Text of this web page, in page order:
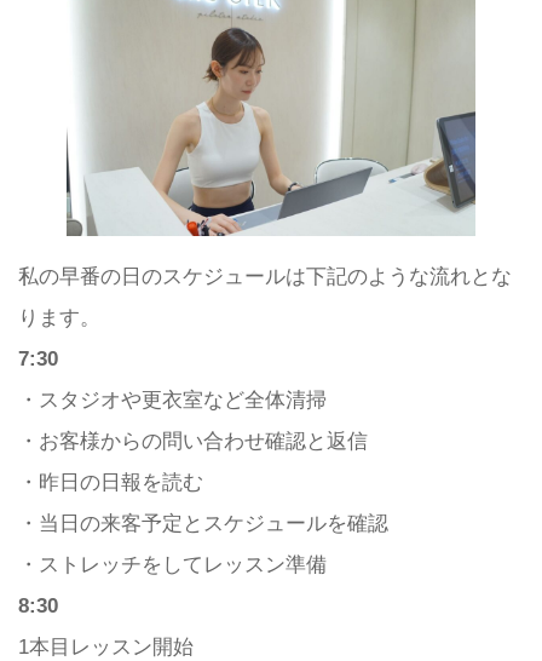
私の早番の日のスケジュールは下記のような流れとな
ります。
7:30
・スタジオや更衣室など全体清掃
・お客様からの問い合わせ確認と返信
・昨日の日報を読む
・当日の来客予定とスケジュールを確認
・ストレッチをしてレッスン準備
8:30
1本目レッスン開始